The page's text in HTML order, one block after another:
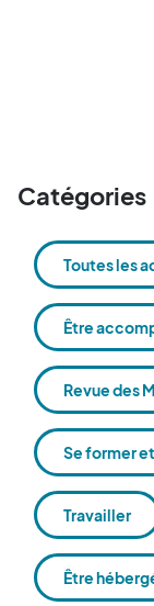
Catégories
Toutes les
Être
Revue des
Se former
Travailler
Être